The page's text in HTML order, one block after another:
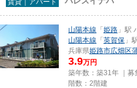
山陽本線 「姫路 」駅
山陽本線 「英賀保 」
兵庫県姫路市広畑区
3.9万円
築年数：築31年 ｜募
階数：2階建